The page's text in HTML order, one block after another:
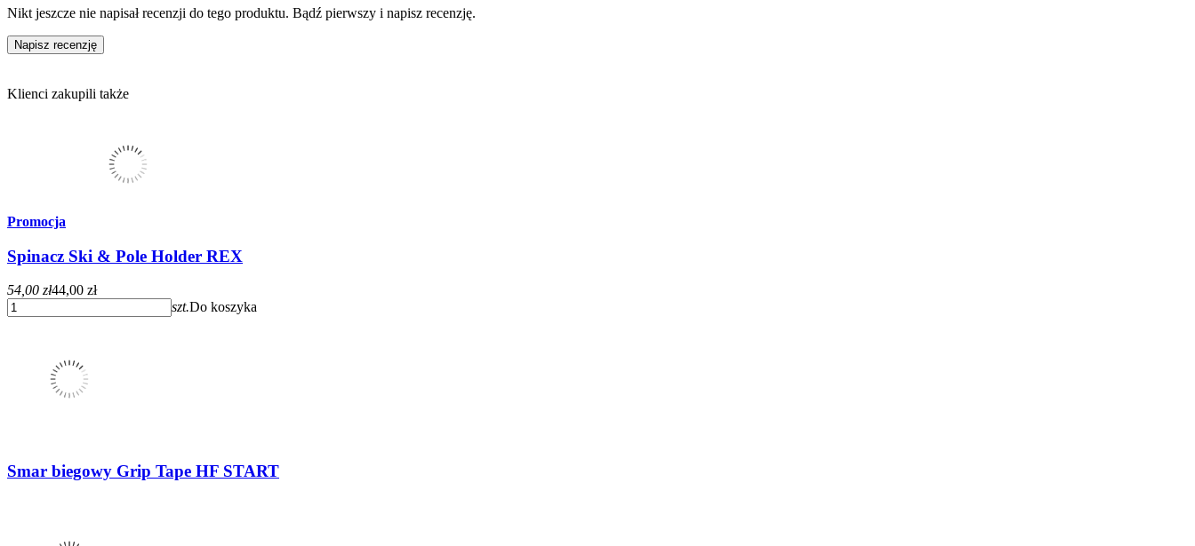
Nikt jeszcze nie napisał recenzji do tego produktu. Bądź pierwszy i napisz recenzję.
Napisz recenzję
Klienci zakupili także
Promocja
Spinacz Ski & Pole Holder REX
54,00 zł44,00 zł
szt.Do koszyka
Smar biegowy Grip Tape HF START